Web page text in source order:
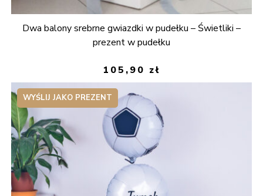
Dwa balony srebrne gwiazdki w pudełku – Świetliki –
prezent w pudełku
105,90 zł
WYŚLIJ JAKO PREZENT